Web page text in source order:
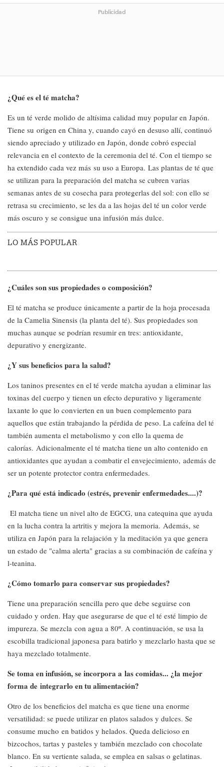
Publicidad
¿Qué es el té matcha?
Es un té verde molido de altísima calidad muy popular en Japón.
Tiene su origen en China y, cuando cayó en desuso allí, continuó
siendo apreciado y utilizado en Japón, donde cobró especial
relevancia en el contexto de la ceremonia del té. Con el tiempo se
ha extendido cada vez más su uso a Europa. Las plantas de té que
se utilizan para la preparación del matcha se cubren varias
semanas antes de su cosecha para protegerlas del sol: con ello se
retrasa su crecimiento, se les da a las hojas del té un color verde
más oscuro y se consigue una infusión más dulce.
LO MÁS POPULAR
¿Cuáles son sus propiedades o composición?
El té matcha se produce únicamente a partir de la hoja procesada
de la Camelia Sinensis (la planta del té). Sus propiedades son
muchas aunque se podrían resumir en tres: antioxidante,
depurativo y energizante.
¿Y sus beneficios para la salud?
Los taninos presentes en el té verde matcha ayudan a eliminar las
toxinas del cuerpo y tienen un efecto depurativo y ligeramente
laxante lo que lo convierten en un buen complemento para
aquellos que están trabajando la pérdida de peso. La cafeína del té
también aumenta el metabolismo y con ello la quema de
calorías. Adicionalmente el té matcha tiene un alto contenido en
antioxidantes que ayudan a combatir el envejecimiento, además de
ser un potente protector contra enfermedades.
¿Para qué está indicado (estrés, prevenir enfermedades....)?
El matcha tiene un nivel alto de EGCG, una catequina que ayuda
en la lucha contra la artritis y mejora la memoria. Además, se
utiliza en Japón para la relajación y la meditación ya que genera
un estado de "calma alerta" gracias a su combinación de cafeína y
l-teanina.
¿Cómo tomarlo para conservar sus propiedades?
Tiene una preparación sencilla pero que debe seguirse con
cuidado y orden. Hay que asegurarse de que el té esté limpio de
impureza. Se mezcla con agua a 80º. A continuación, se usa la
escobilla tradicional japonesa para batirlo y mezclarlo hasta que se
haya mezclado totalmente.
Se toma en infusión, se incorpora a las comidas... ¿la mejor
forma de integrarlo en tu alimentación?
Otro de los beneficios del matcha es que tiene una enorme
versatilidad: se puede utilizar en platos salados y dulces. Se
consume mucho en batidos y helados. Queda delicioso en
bizcochos, tartas y pasteles y también mezclado con chocolate
blanco. En su vertiente salada, se emplea en salsas o gelatinas.